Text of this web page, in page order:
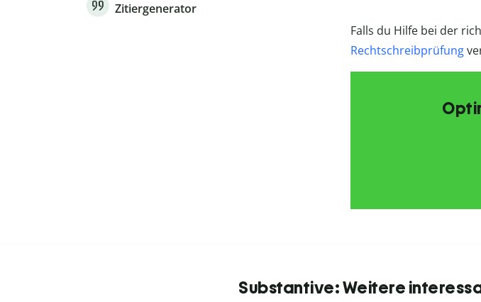
Zitiergenerator
Falls du Hilfe bei der
Rechtschreibprüfung
Substantive: Weitere